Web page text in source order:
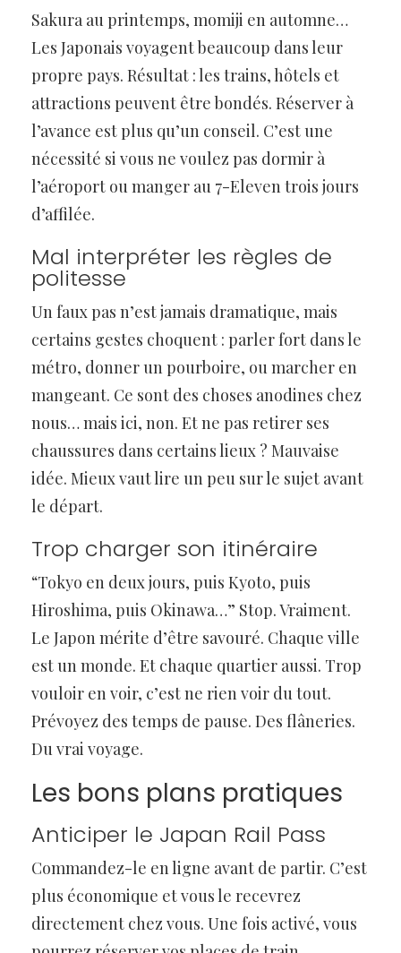
Sakura au printemps, momiji en automne…
Les Japonais voyagent beaucoup dans leur
propre pays. Résultat : les trains, hôtels et
attractions peuvent être bondés. Réserver à
l’avance est plus qu’un conseil. C’est une
nécessité si vous ne voulez pas dormir à
l’aéroport ou manger au 7-Eleven trois jours
d’affilée.
Mal interpréter les règles de
politesse
Un faux pas n’est jamais dramatique, mais
certains gestes choquent : parler fort dans le
métro, donner un pourboire, ou marcher en
mangeant. Ce sont des choses anodines chez
nous… mais ici, non. Et ne pas retirer ses
chaussures dans certains lieux ? Mauvaise
idée. Mieux vaut lire un peu sur le sujet avant
le départ.
Trop charger son itinéraire
“Tokyo en deux jours, puis Kyoto, puis
Hiroshima, puis Okinawa…” Stop. Vraiment.
Le Japon mérite d’être savouré. Chaque ville
est un monde. Et chaque quartier aussi. Trop
vouloir en voir, c’est ne rien voir du tout.
Prévoyez des temps de pause. Des flâneries.
Du vrai voyage.
Les bons plans pratiques
Anticiper le Japan Rail Pass
Commandez-le en ligne avant de partir. C’est
plus économique et vous le recevrez
directement chez vous. Une fois activé, vous